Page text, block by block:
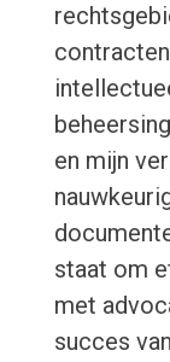
en mijn
staat om
met
succes